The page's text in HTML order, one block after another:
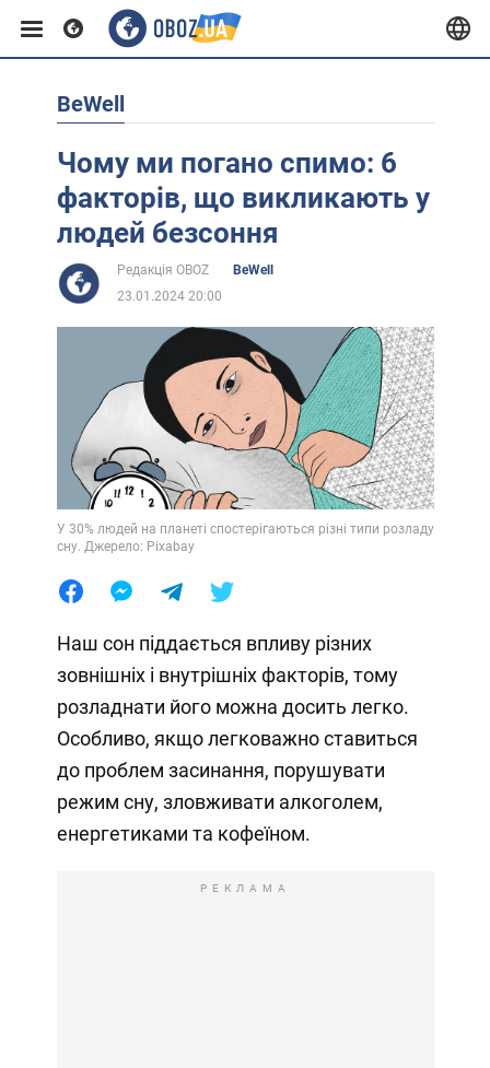
Європа
США
Африка
Лайфхаки
BeWell
Чому ми погано спимо: 6
факторів, що викликають у
людей безсоння
Редакція OBOZ
BeWell
23.01.2024 20:00
У 30% людей на планеті спостерігаються різні типи розладу
сну. Джерело: Pixabay
Наш сон піддається впливу різних
зовнішніх і внутрішніх факторів, тому
розладнати його можна досить легко.
Особливо, якщо легковажно ставиться
до проблем засинання, порушувати
режим сну, зловживати алкоголем,
енергетиками та кофеїном.
РЕКЛАМА